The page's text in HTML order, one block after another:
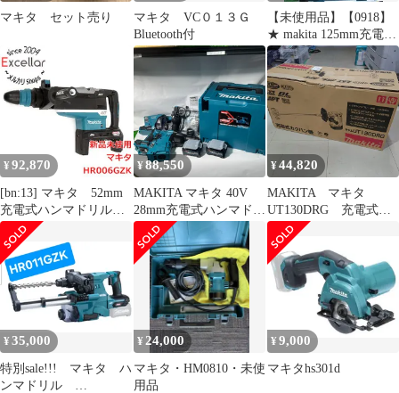
マキタ セット売り
マキタ VC０１３Ｇ
Bluetooth付
【未使用品】【0918】
★ makita 125mm充電式
マルノコ フルセット
(バッテリ×2個、充電
器、ケース付)
HS008GRDX
IT276AOVFMY8
¥ 92,870
[bn:13] マキタ 52mm
充電式ハンマドリル
HR006GZK
¥88,550
MAKITA マキタ 40V
28mm充電式ハンマドリ
ル SDSプラス 集じんシ
ステム付 HR011GRDXV
¥44,820
MAKITA マキタ
UT130DRG 充電式か
くはん機
¥35,000
特別sale!!! マキタ ハ
ンマドリル
¥ 24,000
マキタ・HM0810・未使
用品
¥9,000
マキタhs301d